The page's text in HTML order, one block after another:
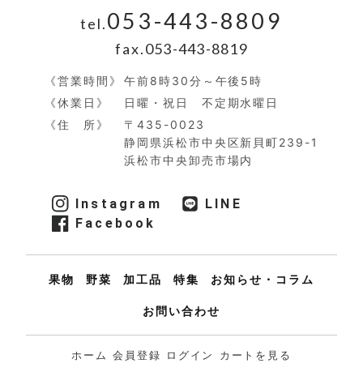
tel.053-443-8809
fax.053-443-8819
《営業時間》
午前8時30分～午後5時
《休業日》
日曜・祝日 不定期水曜日​
《住 所》
〒435-0023
静岡県浜松市中央区新貝町239-1
浜松市中央卸売市場内
Instagram
LINE
Facebook
果物 野菜 加工品 特集 お知らせ・コラム
お問い合わせ
ホーム 会員登録 ログイン カートを見る